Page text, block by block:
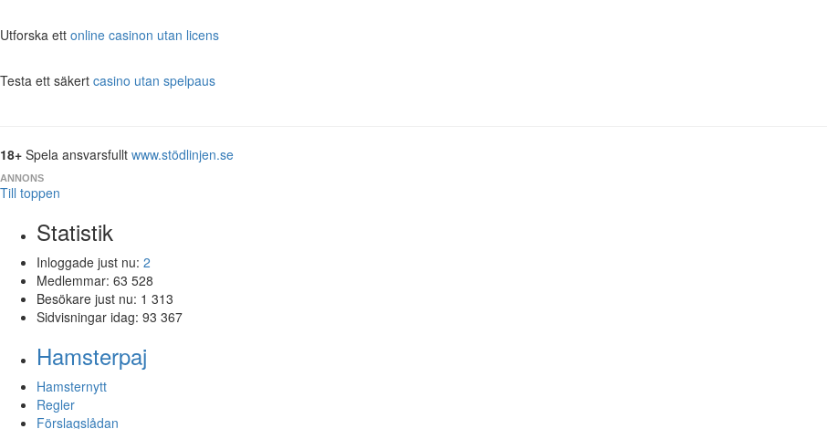
Utforska ett online casinon utan licens
Testa ett säkert casino utan spelpaus
18+ Spela ansvarsfullt www.stödlinjen.se
ANNONS
Till toppen
Statistik
Inloggade just nu: 2
Medlemmar: 63 528
Besökare just nu: 1 313
Sidvisningar idag: 93 367
Hamsterpaj
Hamsternytt
Regler
Förslagslådan